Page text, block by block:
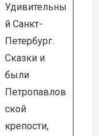
Удивительны
й Санкт-
Петербург.
Сказки и
были
Петропавлов
ской
крепости,